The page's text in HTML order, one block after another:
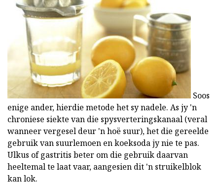
Soos
enige ander, hierdie metode het sy nadele. As jy 'n
chroniese siekte van die spysverteringskanaal (veral
wanneer vergesel deur 'n hoë suur), het die gereelde
gebruik van suurlemoen en koeksoda jy nie te pas.
Ulkus of gastritis beter om die gebruik daarvan
heeltemal te laat vaar, aangesien dit 'n struikelblok
kan lok.